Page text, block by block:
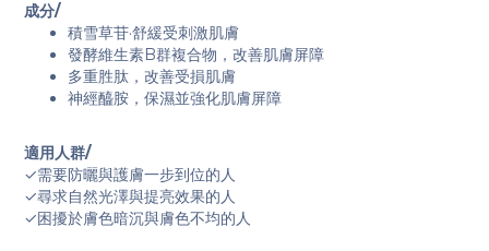
成分/
積雪草苷·舒緩受刺激肌膚
發酵維生素B群複合物，改善肌膚屏障
多重胜肽，改善受損肌膚
神經醯胺，保濕並強化肌膚屏障
適用人群/
✓需要防曬與護膚一步到位的人
✓尋求自然光澤與提亮效果的人
✓困擾於膚色暗沉與膚色不均的人